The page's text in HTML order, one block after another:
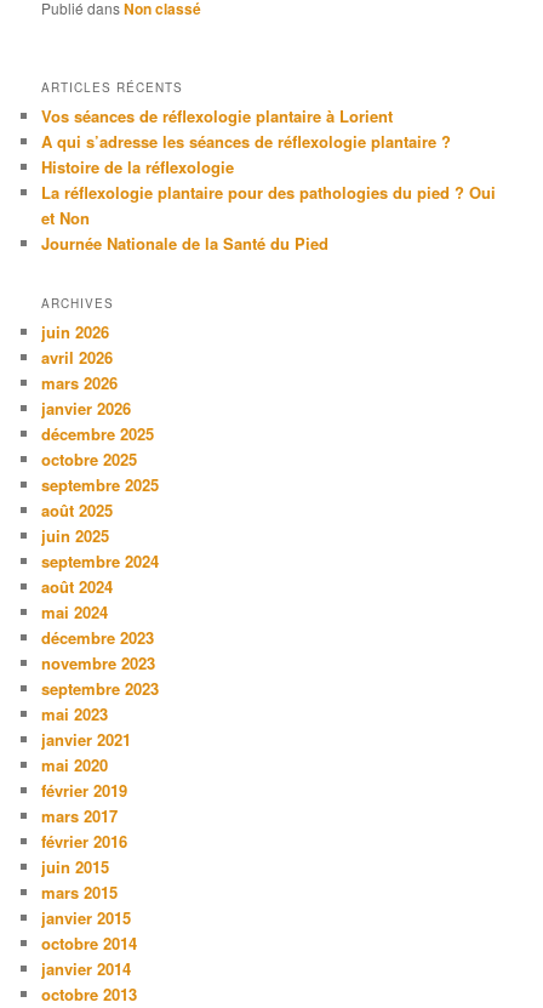
Publié dansNon classé
ARTICLES RÉCENTS
Vos séances de réflexologie plantaire à Lorient
A qui s’adresse les séances de réflexologie plantaire ?
Histoire de la réflexologie
La réflexologie plantaire pour des pathologies du pied ? Oui
et Non
Journée Nationale de la Santé du Pied
ARCHIVES
juin 2026
avril 2026
mars 2026
janvier 2026
décembre 2025
octobre 2025
septembre 2025
août 2025
juin 2025
septembre 2024
août 2024
mai 2024
décembre 2023
novembre 2023
septembre 2023
mai 2023
janvier 2021
mai 2020
février 2019
mars 2017
février 2016
juin 2015
mars 2015
janvier 2015
octobre 2014
janvier 2014
octobre 2013